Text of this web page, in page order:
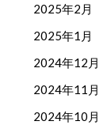
2025年2月
2025年1月
2024年12月
2024年11月
2024年10月